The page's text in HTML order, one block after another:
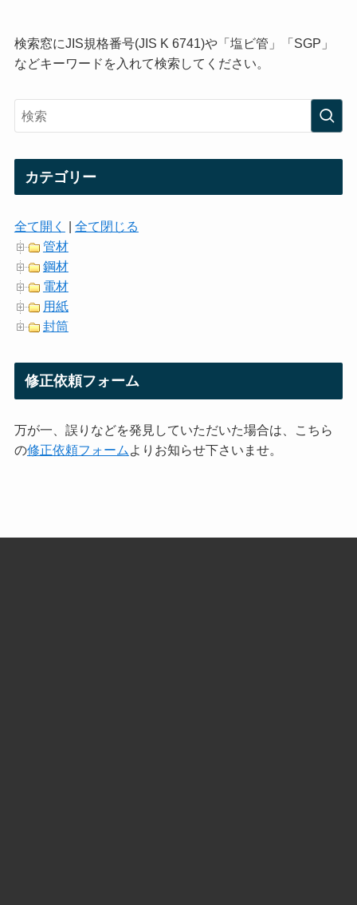
検索窓にJIS規格番号(JIS K 6741)や「塩ビ管」「SGP」
などキーワードを入れて検索してください。
カテゴリー
全て開く
全て閉じる
管材
鋼材
電材
用紙
封筒
修正依頼フォーム
万が一、誤りなどを発見していただいた場合は、こちら
の修正依頼フォーム よりお知らせ下さいませ。